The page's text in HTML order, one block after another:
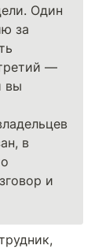
Один
за
—
вы
в
и